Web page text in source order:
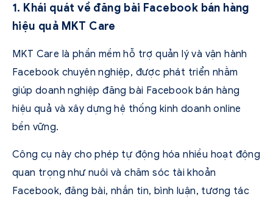
1. Khái quát về đăng bài Facebook bán hàng
hiệu quả MKT Care
MKT Care là phần mềm hỗ trợ quản lý và vận hành
Facebook chuyên nghiệp, được phát triển nhằm
giúp doanh nghiệp đăng bài Facebook bán hàng
hiệu quả và xây dựng hệ thống kinh doanh online
bền vững.
Công cụ này cho phép tự động hóa nhiều hoạt động
quan trọng như nuôi và chăm sóc tài khoản
Facebook, đăng bài, nhắn tin, bình luận, tương tác